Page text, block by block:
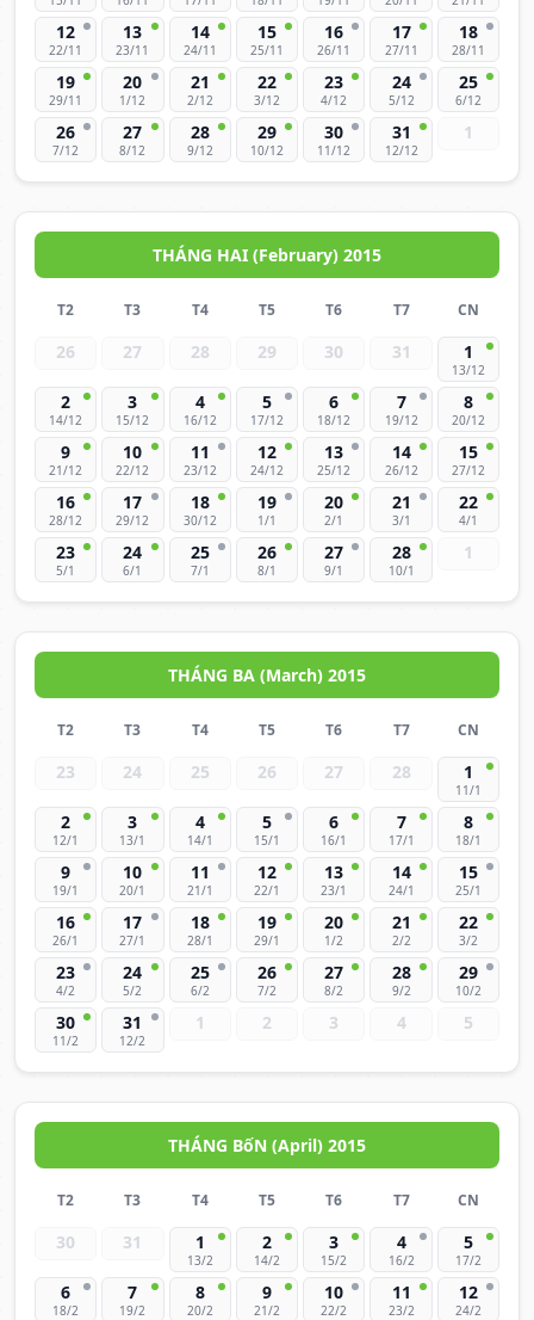
12
22/11
13
23/11
14
24/11
15
25/11
16
26/11
17
27/11
18
28/11
19
29/11
20
1/12
21
2/12
22
3/12
23
4/12
24
5/12
25
6/12
26
7/12
27
8/12
28
9/12
29
10/12
30
11/12
31
12/12
1
THÁNG HAI (February) 2015
T2 T3 T4 T5 T6 T7 CN
26 27 28 29 30 31 1
13/12
2
14/12
3
15/12
4
16/12
5
17/12
6
18/12
7
19/12
8
20/12
9
21/12
10
22/12
11
23/12
12
24/12
13
25/12
14
26/12
15
27/12
16
28/12
17
29/12
18
30/12
19
1/1
20
2/1
21
3/1
22
4/1
23
5/1
24
6/1
25
7/1
26
8/1
27
9/1
28
10/1
1
THÁNG BA (March) 2015
T2 T3 T4 T5 T6 T7 CN
23 24 25 26 27 28 1
11/1
2
12/1
3
13/1
4
14/1
5
15/1
6
16/1
7
17/1
8
18/1
9
19/1
10
20/1
11
21/1
12
22/1
13
23/1
14
24/1
15
25/1
16
26/1
17
27/1
18
28/1
19
29/1
20
1/2
21
2/2
22
3/2
23
4/2
24
5/2
25
6/2
26
7/2
27
8/2
28
9/2
29
10/2
30
11/2
31
12/2
1 2 3 4 5
THÁNG BốN (April) 2015
T2 T3 T4 T5 T6 T7 CN
30 31 1
13/2
2
14/2
3
15/2
4
16/2
5
17/2
6
18/2
7
19/2
8
20/2
9
21/2
10
22/2
11
23/2
12
24/2